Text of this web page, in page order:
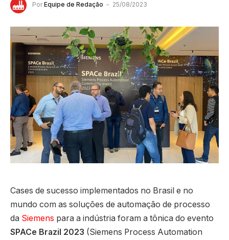
Por Equipe de Redação 25/08/2023
Cases de sucesso implementados no Brasil e no
mundo com as soluções de automação de processo
da Siemens para a indústria foram a tônica do evento
SPACe Brazil 2023 (Siemens Process Automation